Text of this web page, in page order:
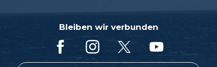
Bleiben wir verbunden